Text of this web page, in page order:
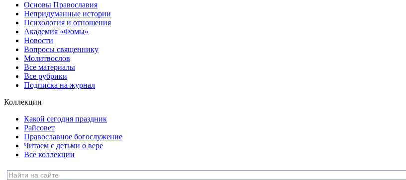
Основы Православия
Непридуманные истории
Психология и отношения
Академия «Фомы»
Новости
Вопросы священнику
Молитвослов
Все материалы
Все рубрики
Подписка на журнал
Коллекции
Какой сегодня праздник
Райсовет
Православное богослужение
Читаем с детьми о вере
Все коллекции